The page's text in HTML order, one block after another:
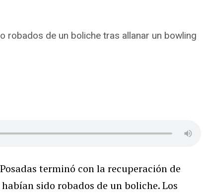
robados de un boliche tras allanar un bowling
terminó con la recuperación de
sido robados de un boliche. Los